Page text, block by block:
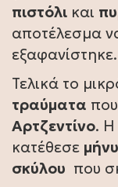
πιστόλι και
αποτέλεσμα
εξαφανίστηκε.
Τελικά το
τραύματα
Αρτζεντίνο. Η
κατέθεσε
σκύλου που